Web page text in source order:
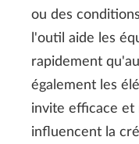
ou des
l'outil aide les
rapidement
également les
invite efficace et
influencent la